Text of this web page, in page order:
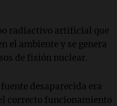
radiactivo artificial que
el ambiente y se genera
de fisión nuclear.
desaparecida era
correcto funcionamiento